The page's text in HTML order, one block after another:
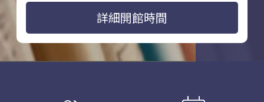
詳細開館時間